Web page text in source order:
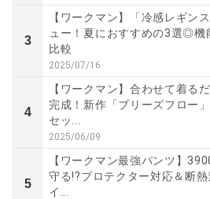
3
【ワークマン】「冷感レギン
ュー！夏におすすめの3選◎機
比較
2025/07/16
4
【ワークマン】合わせて着る
完成！新作「ブリーズフロー
セッ...
2025/06/09
5
【ワークマン最強パンツ】
守る!?プロテクター対応＆断熱
イ...